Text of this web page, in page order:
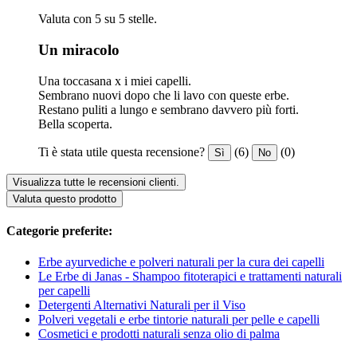
Valuta con 5 su 5 stelle.
Un miracolo
Una toccasana x i miei capelli.
Sembrano nuovi dopo che li lavo con queste erbe.
Restano puliti a lungo e sembrano davvero più forti.
Bella scoperta.
Ti è stata utile questa recensione? Sì (6) No (0)
Visualizza tutte le recensioni clienti.
Valuta questo prodotto
Categorie preferite:
Erbe ayurvediche e polveri naturali per la cura dei capelli
Le Erbe di Janas - Shampoo fitoterapici e trattamenti naturali
per capelli
Detergenti Alternativi Naturali per il Viso
Polveri vegetali e erbe tintorie naturali per pelle e capelli
Cosmetici e prodotti naturali senza olio di palma